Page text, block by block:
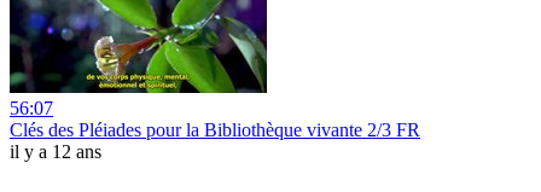
56:07
Clés des Pléiades pour la Bibliothèque vivante 2/3 FR
il y a 12 ans